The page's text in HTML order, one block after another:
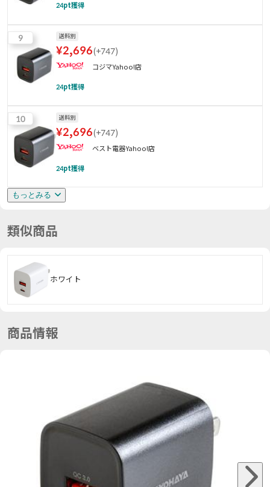
24pt獲得
9 送料別
¥2,696(+747)
コジマYahoo!店
24pt獲得
10 送料別
¥2,696(+747)
ベスト電器Yahoo!店
24pt獲得
もっとみる
類似商品
ホワイト
商品情報